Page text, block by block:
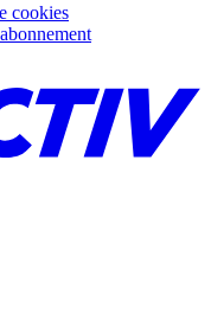
cookies